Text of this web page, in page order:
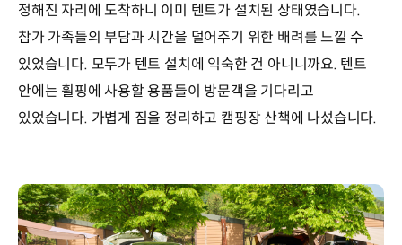
정해진 자리에 도착하니 이미 텐트가 설치된 상태였습니다.
참가 가족들의 부담과 시간을 덜어주기 위한 배려를 느낄 수
있었습니다. 모두가 텐트 설치에 익숙한 건 아니니까요. 텐트
안에는 휠핑에 사용할 용품들이 방문객을 기다리고
있었습니다. 가볍게 짐을 정리하고 캠핑장 산책에 나섰습니다.